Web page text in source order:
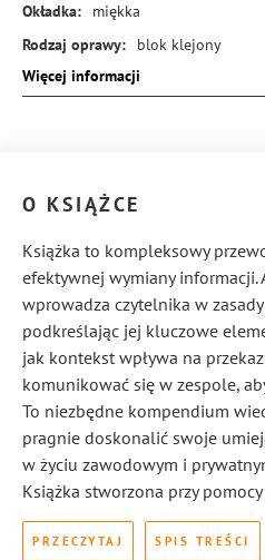
Okładka:
miękka
Rodzaj oprawy:
blok klejony
ISBN:
978-83-8384-038-3
Więcej informacji
O KSIĄŻCE
Książka to kompleksowy
efektywnej wymiany informacji.
wprowadza czytelnika w
podkreślając jej kluczowe
jak kontekst wpływa na
komunikować się w zespole,
To niezbędne kompendium
pragnie doskonalić swoje
w życiu zawodowym i
Książka stworzona przy pomocy
PRZECZYTAJ SPIS TREŚCI